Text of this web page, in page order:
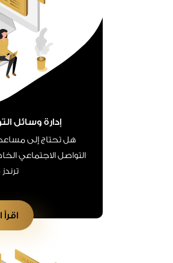
إدارة وسائل
هل تحتاج إلى
التواصل الاجتماعي
اقرأ